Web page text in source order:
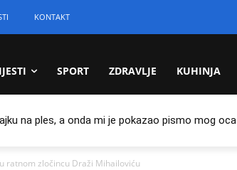
KONTAKT
SPORT ZDRAVLJE KUHINJA
na ples, a onda mi je pokazao pismo mog oca
ratnom zločincu Draži Mihailoviću